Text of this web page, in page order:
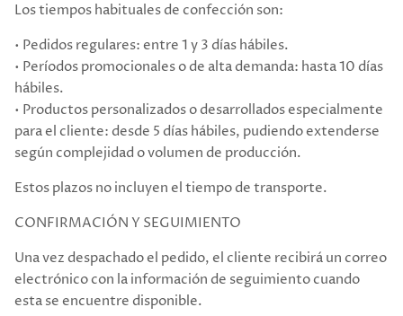
Los tiempos habituales de confección son:
• Pedidos regulares: entre 1 y 3 días hábiles.
• Períodos promocionales o de alta demanda: hasta 10 días
hábiles.
• Productos personalizados o desarrollados especialmente
para el cliente: desde 5 días hábiles, pudiendo extenderse
según complejidad o volumen de producción.
Estos plazos no incluyen el tiempo de transporte.
CONFIRMACIÓN Y SEGUIMIENTO
Una vez despachado el pedido, el cliente recibirá un correo
electrónico con la información de seguimiento cuando
esta se encuentre disponible.